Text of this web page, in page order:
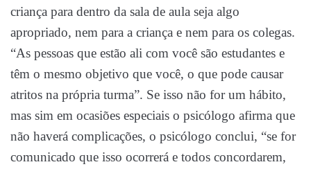
criança para dentro da sala de aula seja algo
apropriado, nem para a criança e nem para os colegas.
“As pessoas que estão ali com você são estudantes e
têm o mesmo objetivo que você, o que pode causar
atritos na própria turma”. Se isso não for um hábito,
mas sim em ocasiões especiais o psicólogo afirma que
não haverá complicações, o psicólogo conclui, “se for
comunicado que isso ocorrerá e todos concordarem,